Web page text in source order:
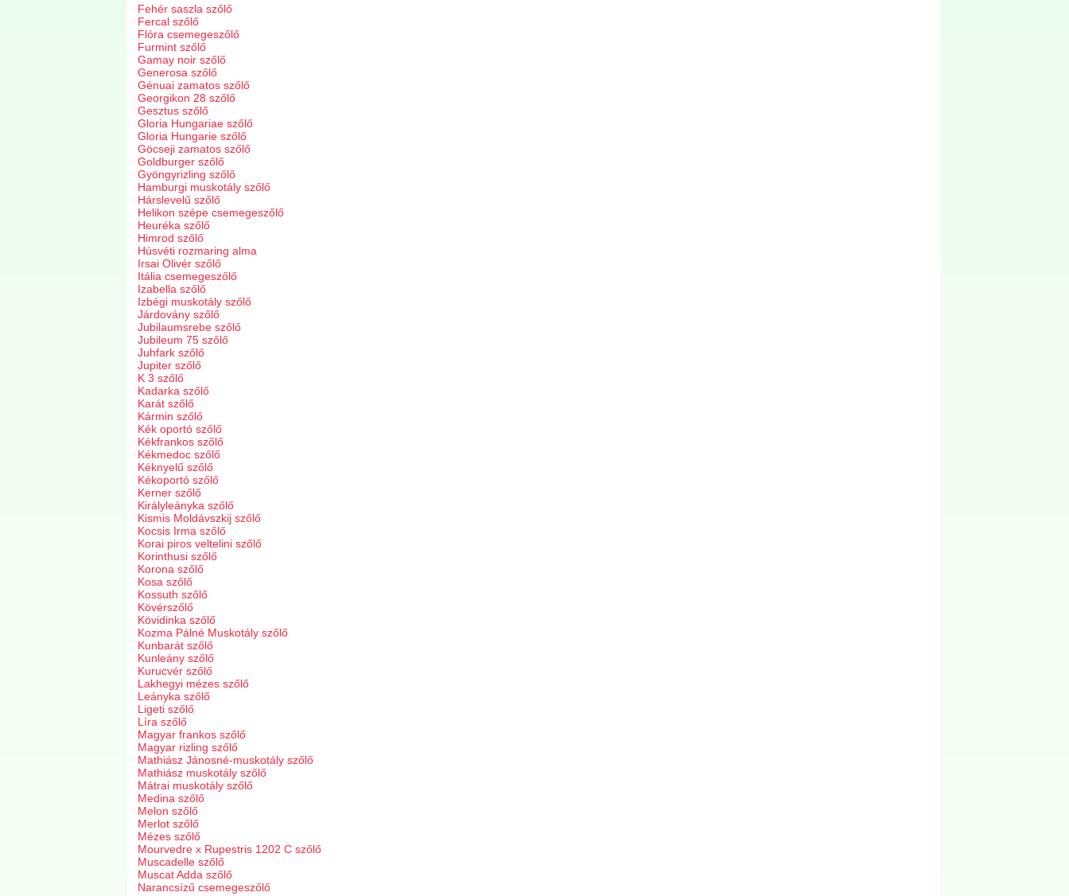
Fehér saszla szőlő
Fercal szőlő
Flóra csemegeszőlő
Furmint szőlő
Gamay noir szőlő
Generosa szőlő
Génuai zamatos szőlő
Georgikon 28 szőlő
Gesztus szőlő
Gloria Hungariae szőlő
Gloria Hungarie szőlő
Göcseji zamatos szőlő
Goldburger szőlő
Gyöngyrizling szőlő
Hamburgi muskotály szőlő
Hárslevelű szőlő
Helikon szépe csemegeszőlő
Heuréka szőlő
Himrod szőlő
Húsvéti rozmaring alma
Irsai Olivér szőlő
Itália csemegeszőlő
Izabella szőlő
Izbégi muskotály szőlő
Járdovány szőlő
Jubilaumsrebe szőlő
Jubileum 75 szőlő
Juhfark szőlő
Jupiter szőlő
K 3 szőlő
Kadarka szőlő
Karát szőlő
Kármin szőlő
Kék oportó szőlő
Kékfrankos szőlő
Kékmedoc szőlő
Kéknyelű szőlő
Kékoportó szőlő
Kerner szőlő
Királyleányka szőlő
Kismis Moldávszkij szőlő
Kocsis Irma szőlő
Korai piros veltelini szőlő
Korinthusi szőlő
Korona szőlő
Kosa szőlő
Kossuth szőlő
Kövérszőlő
Kövidinka szőlő
Kozma Pálné Muskotály szőlő
Kunbarát szőlő
Kunleány szőlő
Kurucvér szőlő
Lakhegyi mézes szőlő
Leányka szőlő
Ligeti szőlő
Líra szőlő
Magyar frankos szőlő
Magyar rizling szőlő
Mathiász Jánosné-muskotály szőlő
Mathiász muskotály szőlő
Mátrai muskotály szőlő
Medina szőlő
Melon szőlő
Merlot szőlő
Mézes szőlő
Mourvedre x Rupestris 1202 C szőlő
Muscadelle szőlő
Muscat Adda szőlő
Narancsízű csemegeszőlő